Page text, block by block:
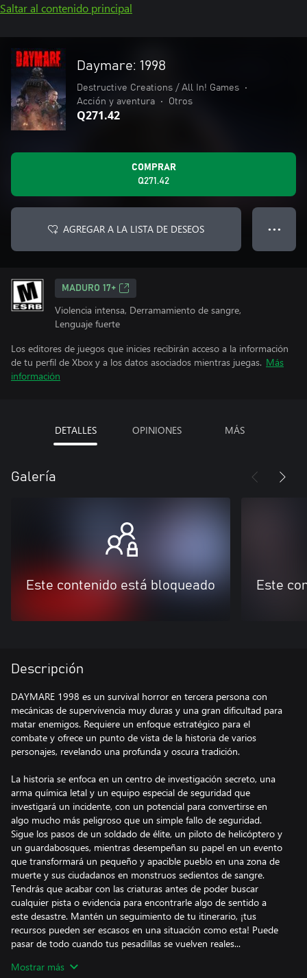
Saltar al contenido principal
Daymare: 1998
Destructive Creations / All In! Games
•
Acción y aventura
• Otros
Q271.42
COMPRAR
Q271.42
AGREGAR A LA LISTA DE DESEOS ● ● ●
MADURO 17+
Violencia intensa, Derramamiento de sangre,
Lenguaje fuerte
Los editores de juegos que inicies recibirán acceso a la información
de tu perfil de Xbox y a los datos asociados mientras juegas. Más
información
DETALLES OPINIONES MÁS
Galería
Este contenido está bloqueado Este
Descripción
DAYMARE 1998 es un survival horror en tercera persona con
mecánicas de supervivencia muy duras y una gran dificultad para
matar enemigos. Requiere un enfoque estratégico para el
combate y ofrece un punto de vista de la historia de varios
personajes, revelando una profunda y oscura tradición.
La historia se enfoca en un centro de investigación secreto, una
arma química letal y un equipo especial de seguridad que
investigará un incidente, con un potencial para convertirse en
algo mucho más peligroso que un simple fallo de seguridad.
Sigue los pasos de un soldado de élite, un piloto de helicóptero y
un guardabosques, mientras desempeñan su papel en un evento
que transformará un pequeño y apacible pueblo en una zona de
muerte y sus ciudadanos en monstruos sedientos de sangre.
Tendrás que acabar con las criaturas antes de poder buscar
cualquier pista o evidencia para encontrarle algo de sentido a
este desastre. Mantén un seguimiento de tu itinerario, ¡tus
recursos pueden ser escasos en una situación como esta! Puede
pasar de todo cuando tus pesadillas se vuelven reales...
Los admiradores de la icónica, cinematográficos y sombríos
Mostrar más